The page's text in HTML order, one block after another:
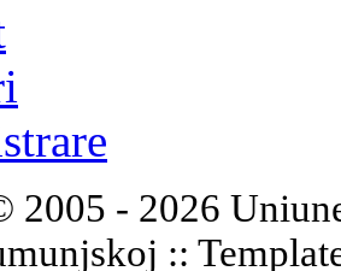
2005 - 2026
::